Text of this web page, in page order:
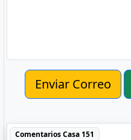
Enviar Correo
ComentariosCasa 151